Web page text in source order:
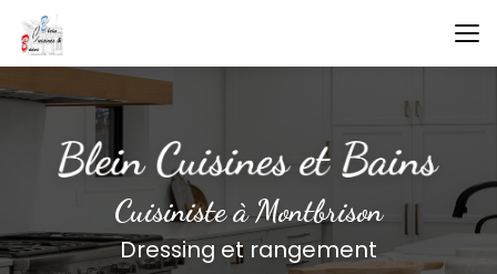
contenu
principal
Cuisiniste à Montbrison
Dressing et rangement